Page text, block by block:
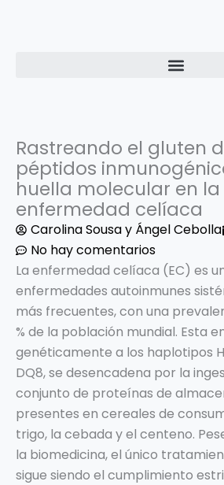
Rastreando el gluten
péptidos
huella molecular en la
enfermedad celíaca
Carolina Sousa y Ángel Cebolla
No hay comentarios
La enfermedad celíaca (EC) es
enfermedades autoinmunes
más frecuentes, con una
% de la población mundial. Esta
genéticamente a los haplotipos
DQ8, se desencadena por la
conjunto de proteínas de
presentes en cereales de
trigo, la cebada y el centeno.
la biomedicina, el único
sigue siendo el cumplimiento